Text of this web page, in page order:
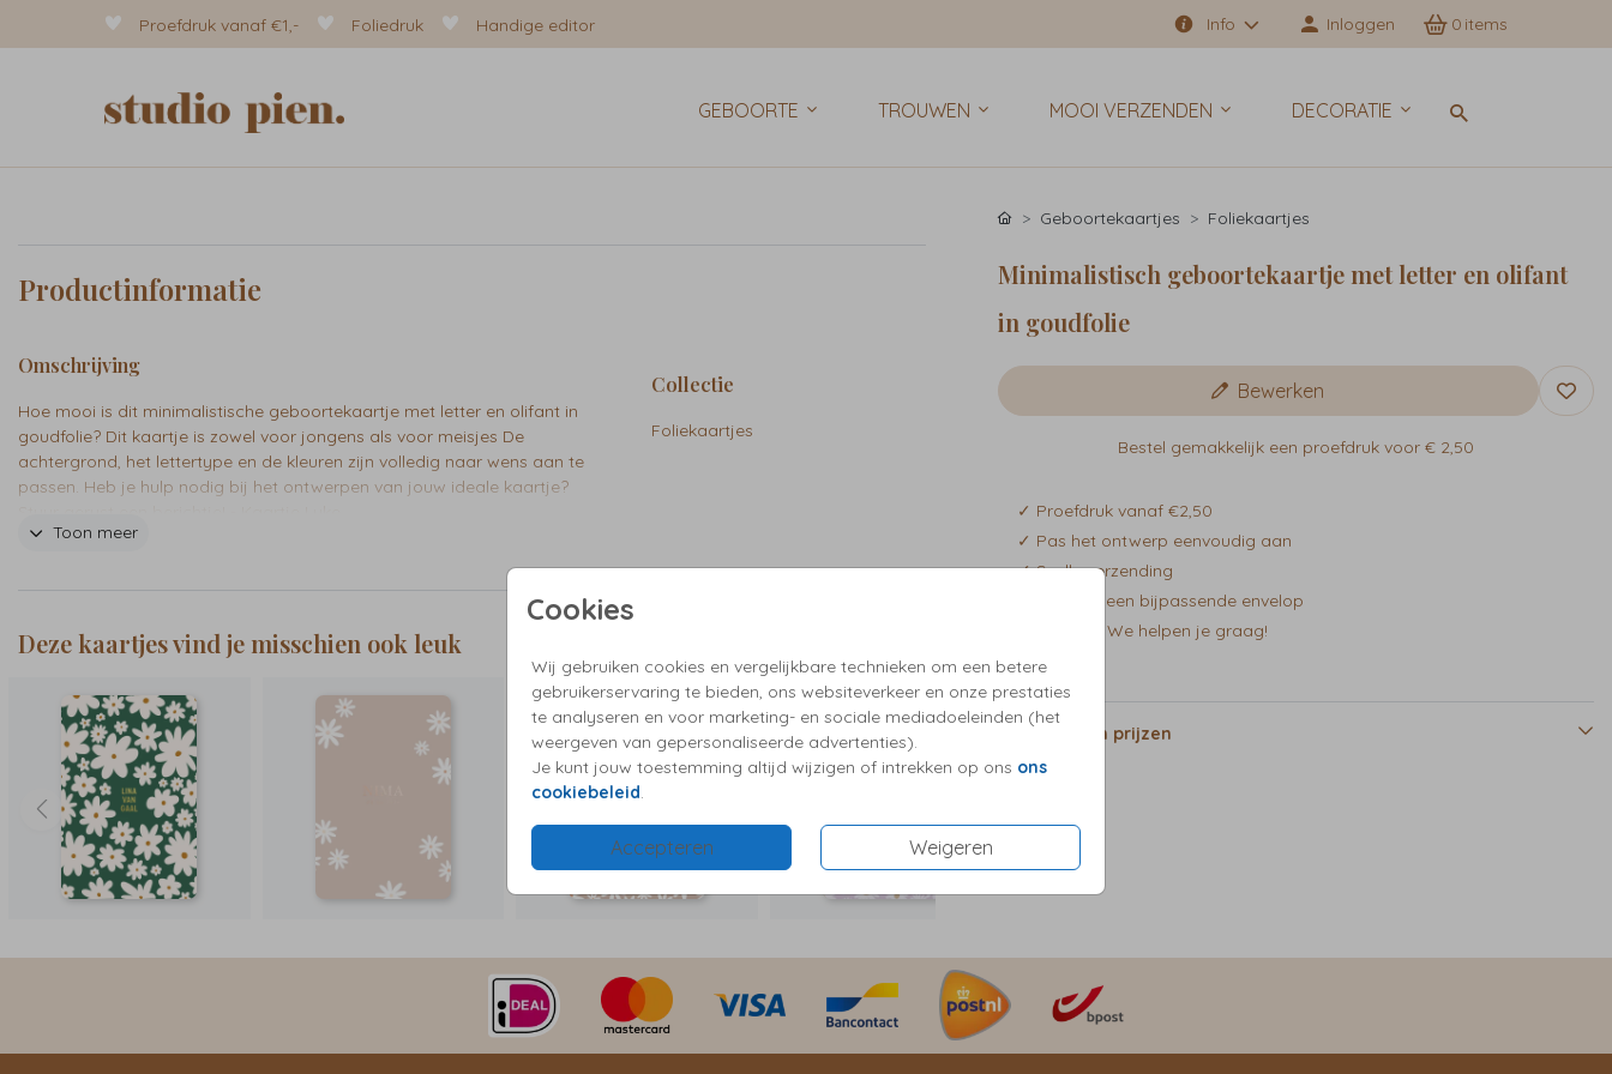
Proefdruk vanaf €1,- Foliedruk Handige editor Info Inloggen 0
GEBOORTE TROUWEN MOOI VERZENDEN DECORATIE
Cookies
Wij gebruiken cookies en vergelijkbare technieken om een betere
gebruikerservaring te bieden, ons websiteverkeer en onze prestaties
te analyseren en voor marketing- en sociale mediadoeleinden (het
weergeven van gepersonaliseerde advertenties).
Je kunt jouw toestemming altijd wijzigen of intrekken op ons ons
cookiebeleid
Accepteren Weigeren
Productinformatie
Omschrijving
Hoe mooi is dit minimalistische geboortekaartje met letter en olifant in
goudfolie? Dit kaartje is zowel voor jongens als voor meisjes De
achtergrond, het lettertype en de kleuren zijn volledig naar wens aan te
passen. Heb je hulp nodig bij het ontwerpen van jouw ideale kaartje?
Toon meer
Collectie
Foliekaartjes
Deze kaartjes vind je misschien ook leuk
Geboortekaartjes Foliekaartjes
Minimalistisch geboortekaartje met letter en olifant
in goudfolie
Bewerken
Bestel gemakkelijk een proefdruk voor € 2,50
✓ Proefdruk vanaf €2,50
✓ Pas het ontwerp eenvoudig aan
✓ Snelle verzending
✓ Kies zelf een bijpassende envelop
✓ Vragen? We helpen je graag!
Formaten en prijzen